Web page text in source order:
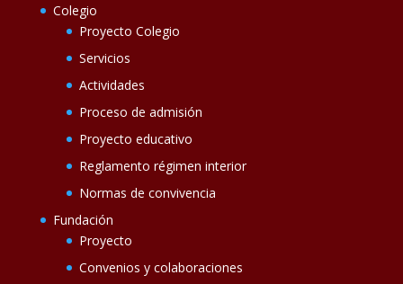
Colegio
Proyecto Colegio
Servicios
Actividades
Proceso de admisión
Proyecto educativo
Reglamento régimen interior
Normas de convivencia
Fundación
Proyecto
Convenios y colaboraciones